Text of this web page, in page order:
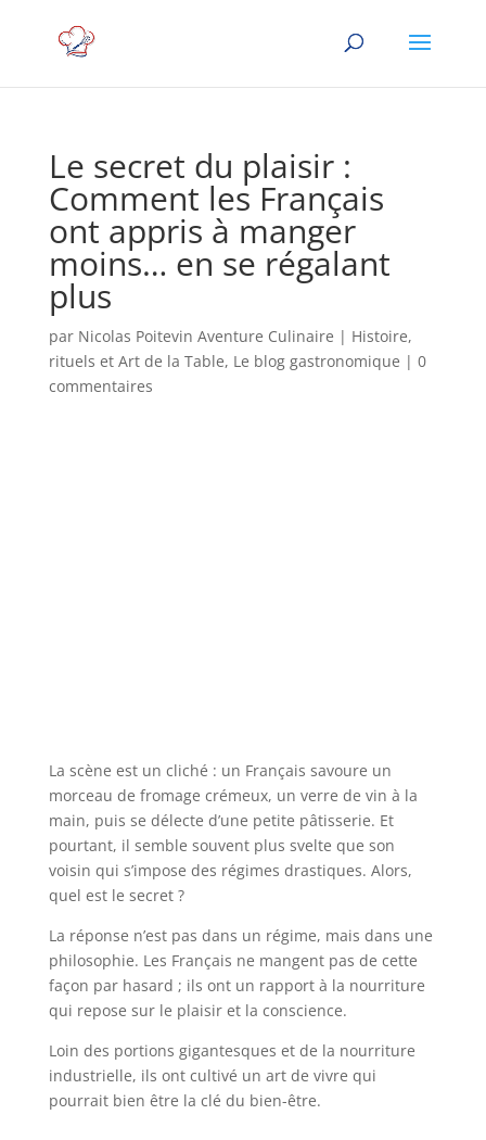
Le secret du plaisir :
Comment les Français
ont appris à manger
moins… en se régalant
plus
par Nicolas Poitevin Aventure Culinaire | Histoire,
rituels et Art de la Table, Le blog gastronomique | 0
commentaires
La scène est un cliché : un Français savoure un
morceau de fromage crémeux, un verre de vin à la
main, puis se délecte d’une petite pâtisserie. Et
pourtant, il semble souvent plus svelte que son
voisin qui s’impose des régimes drastiques. Alors,
quel est le secret ?
La réponse n’est pas dans un régime, mais dans une
philosophie. Les Français ne mangent pas de cette
façon par hasard ; ils ont un rapport à la nourriture
qui repose sur le plaisir et la conscience.
Loin des portions gigantesques et de la nourriture
industrielle, ils ont cultivé un art de vivre qui
pourrait bien être la clé du bien-être.